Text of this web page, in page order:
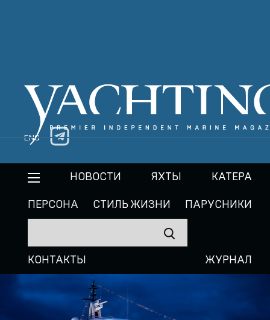
ENG
НОВОСТИ ЯХТЫ КАТЕРА
ПЕРСОНА СТИЛЬ ЖИЗНИ ПАРУСНИКИ
КОНТАКТЫ ЖУРНАЛ